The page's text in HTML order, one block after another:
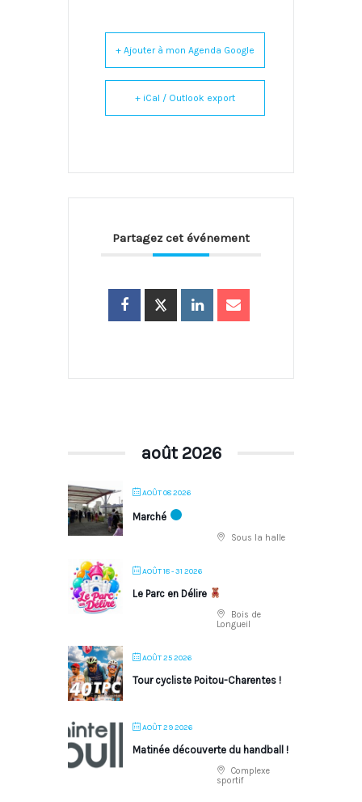
+ Ajouter à mon Agenda Google
+ iCal / Outlook export
Partagez cet événement
août 2026
AOÛT 08 2026
Marché
Sous la halle
AOÛT 18 - 31 2026
Le Parc en Délire
Bois de
Longueil
AOÛT 25 2026
Tour cycliste Poitou-Charentes !
AOÛT 29 2026
Matinée découverte du handball !
Complexe
sportif